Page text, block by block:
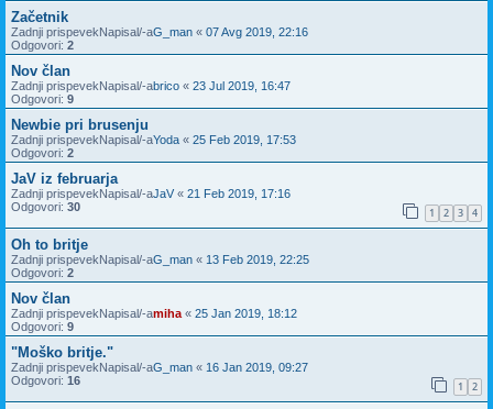
Začetnik
Zadnji prispevekNapisal/-aG_man « 07 Avg 2019, 22:16
Odgovori: 2
Nov član
Zadnji prispevekNapisal/-abrico « 23 Jul 2019, 16:47
Odgovori: 9
Newbie pri brusenju
Zadnji prispevekNapisal/-aYoda « 25 Feb 2019, 17:53
Odgovori: 2
JaV iz februarja
Zadnji prispevekNapisal/-aJaV « 21 Feb 2019, 17:16
Odgovori: 30 1 2 3 4
Oh to britje
Zadnji prispevekNapisal/-aG_man « 13 Feb 2019, 22:25
Odgovori: 2
Nov član
Zadnji prispevekNapisal/-amiha « 25 Jan 2019, 18:12
Odgovori: 9
"Moško britje."
Zadnji prispevekNapisal/-aG_man « 16 Jan 2019, 09:27
Odgovori: 16 1 2